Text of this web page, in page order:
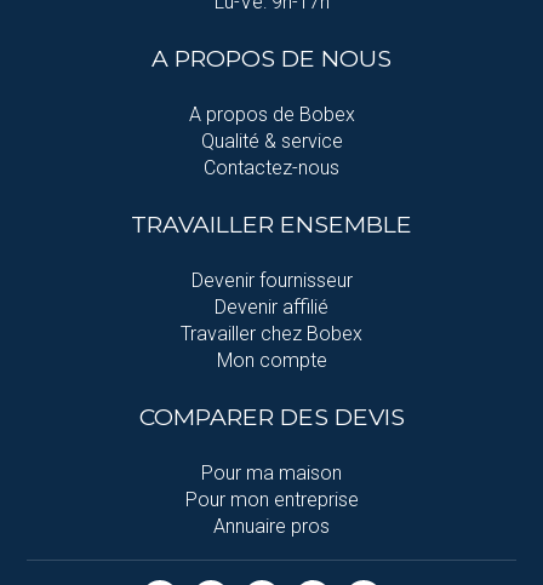
A PROPOS DE NOUS
A propos de Bobex
Qualité & service
Contactez-nous
TRAVAILLER ENSEMBLE
Devenir fournisseur
Devenir affilié
Travailler chez Bobex
Mon compte
COMPARER DES DEVIS
Pour ma maison
Pour mon entreprise
Annuaire pros